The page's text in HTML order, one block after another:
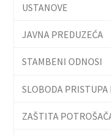
USTANOVE
JAVNA PREDUZEĆA
STAMBENI ODNOSI
SLOBODA
ZAŠTITA